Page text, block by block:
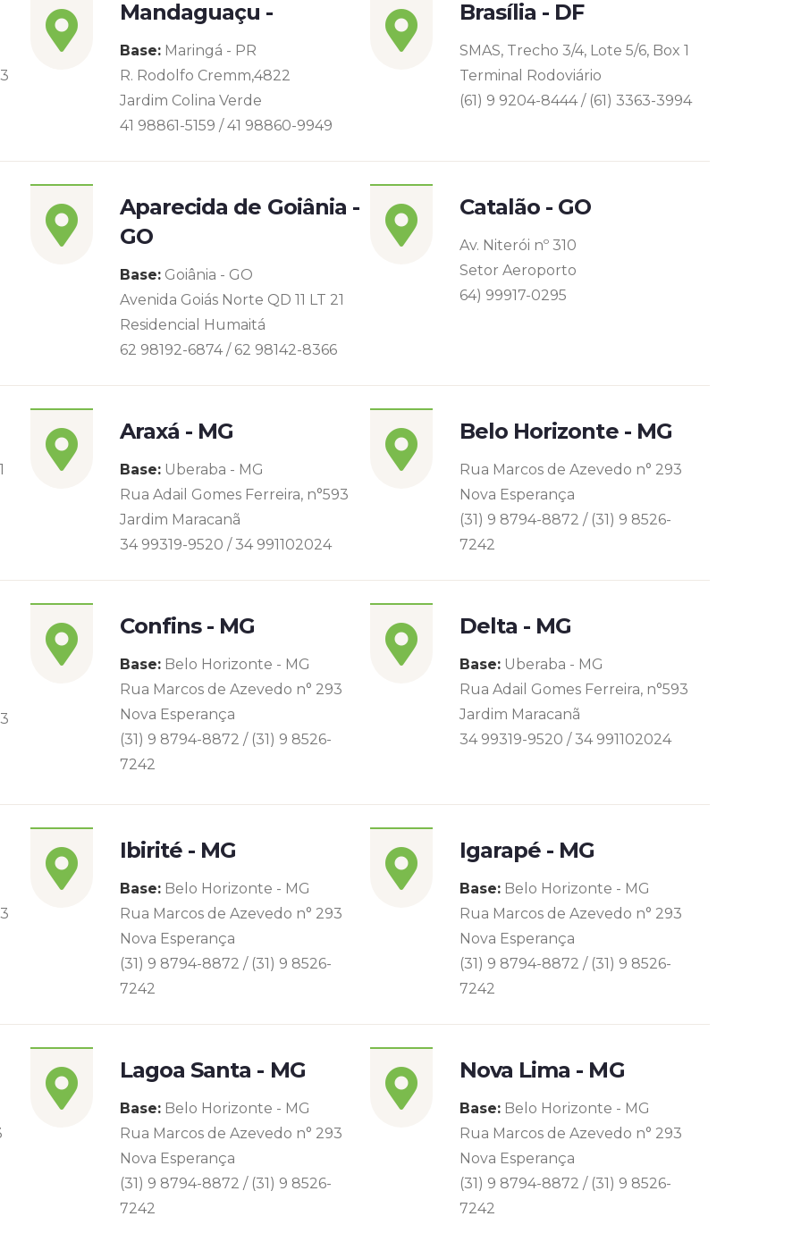
Mandaguaçu -
Base: Maringá - PR
R. Rodolfo Cremm,4822
Jardim Colina Verde
41 98861-5159 / 41 98860-9949
Brasília - DF
SMAS, Trecho 3/4, Lote 5/6, Box 1
Terminal Rodoviário
(61) 9 9204-8444 / (61) 3363-3994
Aparecida de Goiânia -
GO
Base: Goiânia - GO
Avenida Goiás Norte QD 11 LT 21
Residencial Humaitá
62 98192-6874 / 62 98142-8366
Catalão - GO
Av. Niterói nº 310
Setor Aeroporto
64) 99917-0295
Araxá - MG
Base: Uberaba - MG
Rua Adail Gomes Ferreira, n°593
Jardim Maracanã
34 99319-9520 / 34 991102024
Belo Horizonte - MG
Rua Marcos de Azevedo n° 293
Nova Esperança
(31) 9 8794-8872 / (31) 9 8526-
7242
Confins - MG
Base: Belo Horizonte - MG
Rua Marcos de Azevedo n° 293
Nova Esperança
(31) 9 8794-8872 / (31) 9 8526-
7242
Delta - MG
Base: Uberaba - MG
Rua Adail Gomes Ferreira, n°593
Jardim Maracanã
34 99319-9520 / 34 991102024
Ibirité - MG
Base: Belo Horizonte - MG
Rua Marcos de Azevedo n° 293
Nova Esperança
(31) 9 8794-8872 / (31) 9 8526-
7242
Igarapé - MG
Base: Belo Horizonte - MG
Rua Marcos de Azevedo n° 293
Nova Esperança
(31) 9 8794-8872 / (31) 9 8526-
7242
Lagoa Santa - MG
Base: Belo Horizonte - MG
Rua Marcos de Azevedo n° 293
Nova Esperança
(31) 9 8794-8872 / (31) 9 8526-
7242
Nova Lima - MG
Base: Belo Horizonte - MG
Rua Marcos de Azevedo n° 293
Nova Esperança
(31) 9 8794-8872 / (31) 9 8526-
7242